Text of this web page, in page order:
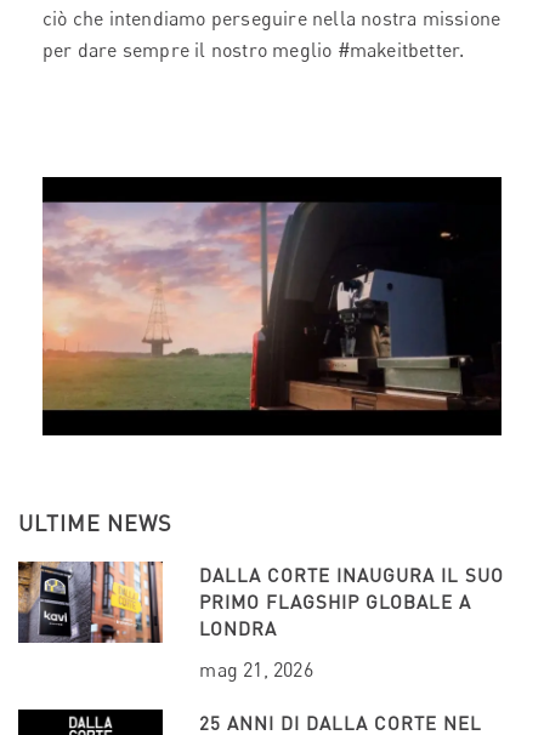
ciò che intendiamo perseguire nella nostra missione
per dare sempre il nostro meglio #makeitbetter.
ULTIME NEWS
DALLA CORTE INAUGURA IL SUO
PRIMO FLAGSHIP GLOBALE A
LONDRA
mag 21, 2026
25 ANNI DI DALLA CORTE NEL